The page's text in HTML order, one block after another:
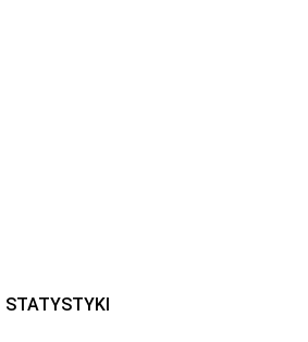
STATYSTYKI